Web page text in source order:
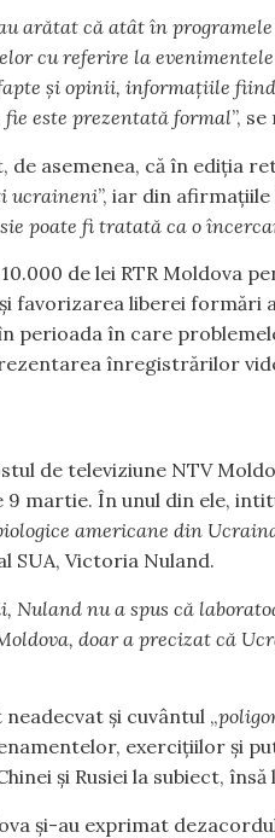
arătat că atât în
cu referire la
și opinii, informațiile
este prezentată formal”,
de asemenea, că în ediția
ucraineni”, iar din
poate fi tratată ca o
de lei RTR Moldova
favorizarea liberei
perioada în care
înregistrărilor
de televiziune NTV
martie. În unul din ele,
americane din
SUA, Victoria Nuland.
Nuland nu a spus că
doar a precizat că
și cuvântul „
exercițiilor și
și Rusiei la subiect,
și-au exprimat